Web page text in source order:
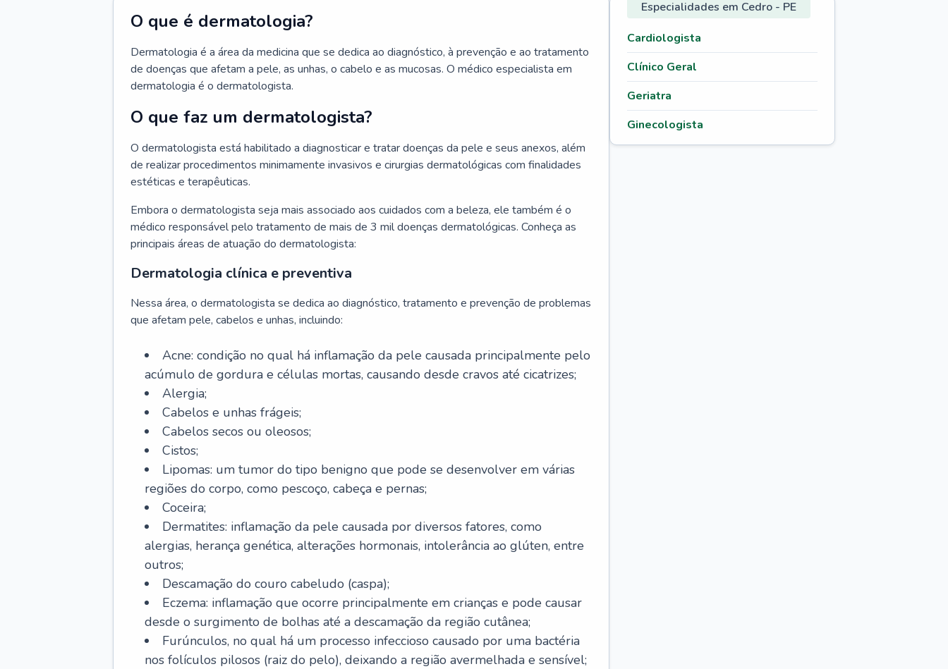
O que é dermatologia?
Dermatologia é a área da medicina que se dedica ao diagnóstico, à prevenção e ao tratamento
de doenças que afetam a pele, as unhas, o cabelo e as mucosas. O médico especialista em
dermatologia é o dermatologista.
O que faz um dermatologista?
O dermatologista está habilitado a diagnosticar e tratar doenças da pele e seus anexos, além
de realizar procedimentos minimamente invasivos e cirurgias dermatológicas com finalidades
estéticas e terapêuticas.
Embora o dermatologista seja mais associado aos cuidados com a beleza, ele também é o
médico responsável pelo tratamento de mais de 3 mil doenças dermatológicas. Conheça as
principais áreas de atuação do dermatologista:
Dermatologia clínica e preventiva
Nessa área, o dermatologista se dedica ao diagnóstico, tratamento e prevenção de problemas
que afetam pele, cabelos e unhas, incluindo:
Acne: condição no qual há inflamação da pele causada principalmente pelo
acúmulo de gordura e células mortas, causando desde cravos até cicatrizes;
Alergia;
Cabelos e unhas frágeis;
Cabelos secos ou oleosos;
Cistos;
Lipomas: um tumor do tipo benigno que pode se desenvolver em várias
regiões do corpo, como pescoço, cabeça e pernas;
Coceira;
Dermatites: inflamação da pele causada por diversos fatores, como
alergias, herança genética, alterações hormonais, intolerância ao glúten, entre
outros;
Descamação do couro cabeludo (caspa);
Eczema: inflamação que ocorre principalmente em crianças e pode causar
desde o surgimento de bolhas até a descamação da região cutânea;
Furúnculos, no qual há um processo infeccioso causado por uma bactéria
nos folículos pilosos (raiz do pelo), deixando a região avermelhada e sensível;
Especialidades em Cedro - PE
Cardiologista
Clínico Geral
Geriatra
Ginecologista